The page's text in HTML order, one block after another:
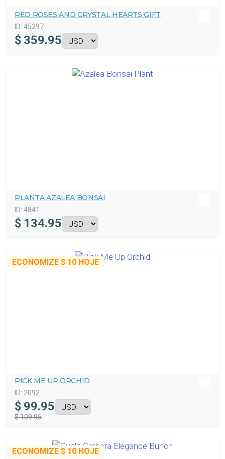
RED ROSES AND CRYSTAL HEARTS GIFT
ID: 45297
$ 359.95
PLANTA AZALEA BONSAI
ID: 4841
$ 134.95
ECONOMIZE $ 10 HOJE
PICK ME UP ORCHID
ID: 2092
$ 99.95
$ 109.95
ECONOMIZE $ 10 HOJE